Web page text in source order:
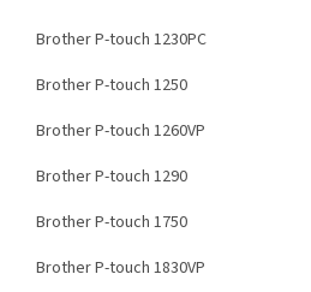
Brother P-touch 1230PC
Brother P-touch 1250
Brother P-touch 1260VP
Brother P-touch 1290
Brother P-touch 1750
Brother P-touch 1830VP